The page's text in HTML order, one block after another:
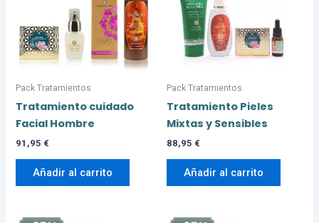
Pack Tratamientos
Tratamiento cuidado
Facial Hombre
91,95 €
Añadir al carrito
Pack Tratamientos
Tratamiento Pieles
Mixtas y Sensibles
88,95 €
Añadir al carrito